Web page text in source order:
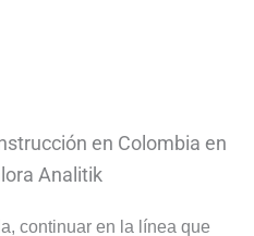
en Colombia en
Analitik
continuar en la línea que